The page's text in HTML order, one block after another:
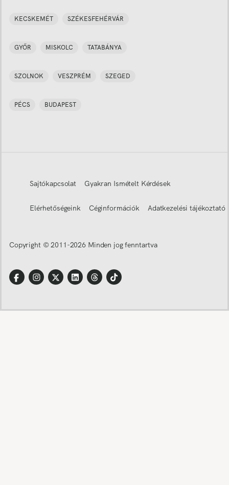
KECSKEMÉT SZÉKESFEHÉRVÁR
GYŐR MISKOLC TATABÁNYA
SZOLNOK VESZPRÉM SZEGED
PÉCS BUDAPEST
Sajtókapcsolat Gyakran Ismételt Kérdések
Elérhetőségeink Céginformációk Adatkezelési tájékoztató
Copyright © 2011-2026 Minden jog fenntartva